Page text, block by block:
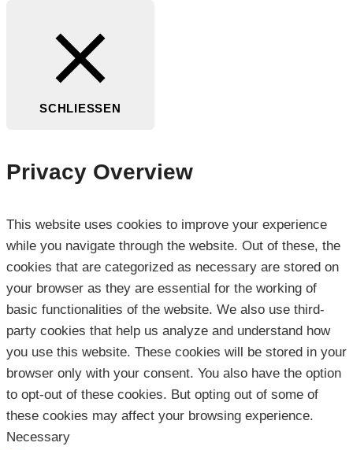
SCHLIESSEN
Privacy Overview
This website uses cookies to improve your experience
while you navigate through the website. Out of these, the
cookies that are categorized as necessary are stored on
your browser as they are essential for the working of
basic functionalities of the website. We also use third-
party cookies that help us analyze and understand how
you use this website. These cookies will be stored in your
browser only with your consent. You also have the option
to opt-out of these cookies. But opting out of some of
these cookies may affect your browsing experience.
Necessary